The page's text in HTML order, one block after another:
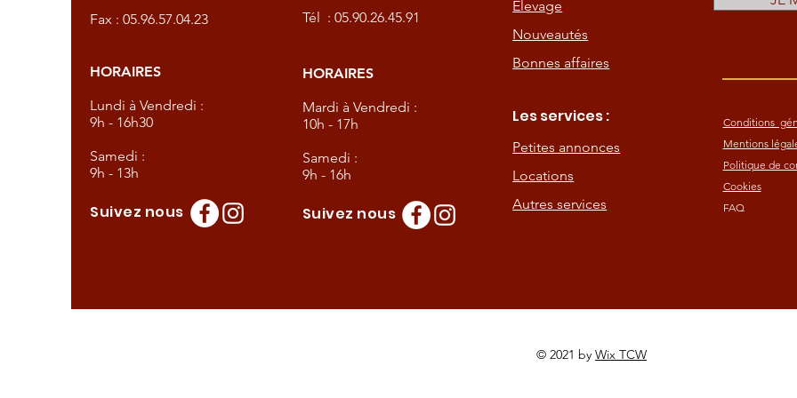
Fax : 05.96.57.04.23
HORAIRES
Lundi à Vendredi :
9h - 16h30
Samedi :
9h - 13h
Suivez nous
Tél : 05.90.26.45.91
HORAIRES
Mardi à Vendredi :
10h - 17h
Samedi :
9h - 16h
Suivez nous
Elevage
Nouveautés
Bonnes affaires
Les services :
Petites annonces
Locations
Autres services
Conditions
Mentions
Politique de
Cookies
FAQ
© 2021 by Wix TCW